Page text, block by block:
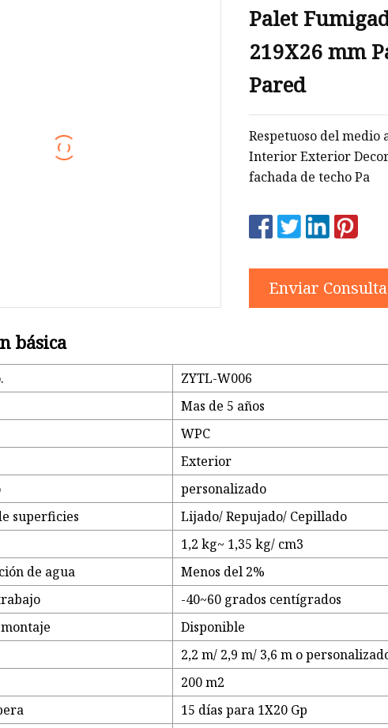
Panel de pared exterior PE WPCPalet
219X26 mm
Pared
Respetuoso del
Interior Exterior
fachada de techo Pa
Enviar Consulta
básica
ZYTL-W006
Mas de 5 años
WPC
Exterior
personalizado
superficies
Lijado/ Repujado/ Cepillado
1,2 kg~ 1,35 kg/ cm3
de agua
Menos del 2%
-40~60 grados centígrados
Disponible
2,2 m/ 2,9 m/ 3,6 m o
200 m2
15 días para 1X20 Gp